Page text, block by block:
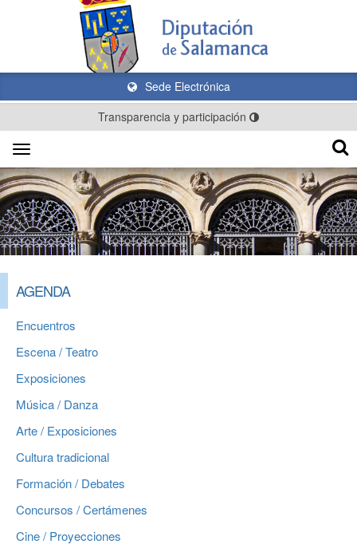
Sede Electrónica
Transparencia y participación
Toggle
navigation
AGENDA
Encuentros
Escena / Teatro
Exposiciones
Música / Danza
Arte / Exposiciones
Cultura tradicional
Formación / Debates
Concursos / Certámenes
Cine / Proyecciones